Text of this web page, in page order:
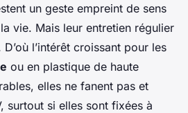
un geste empreint de sens
vie. Mais leur entretien régulier
l’intérêt croissant pour les
ou en plastique de haute
elles ne fanent pas et
surtout si elles sont fixées à